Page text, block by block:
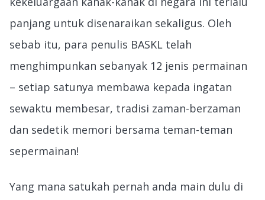
panjang untuk disenaraikan sekaligus. Oleh
sebab itu, para penulis BASKL telah
menghimpunkan sebanyak 12 jenis permainan
– setiap satunya membawa kepada ingatan
sewaktu membesar, tradisi zaman-berzaman
dan sedetik memori bersama teman-teman
sepermainan!
Yang mana satukah pernah anda main dulu di